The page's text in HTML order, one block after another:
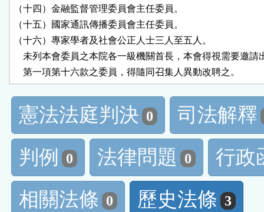
（十四）金融監督管理委員會主任委員。
（十五）國家通訊傳播委員會主任委員。
（十六）專家學者及社會公正人士三人至五人。
未列本會委員之本院各一級機關首長，本會得視需要邀請
    第一項第十六款之委員，得隨同召集人異動改聘之。
憲法法庭判決 0
司法解釋
判例
0 法律問題 0
行政
相關法條 0 歷史法條 3